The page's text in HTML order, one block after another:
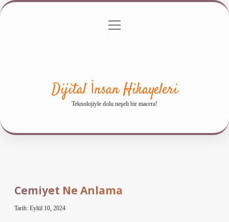
Gizlilik Politikası
menüyü
Dijital İnsan Hikayeleri
Teknolojiyle dolu neşeli bir macera!
Cemiyet Ne Anlama
Tarih: Eylül 10, 2024